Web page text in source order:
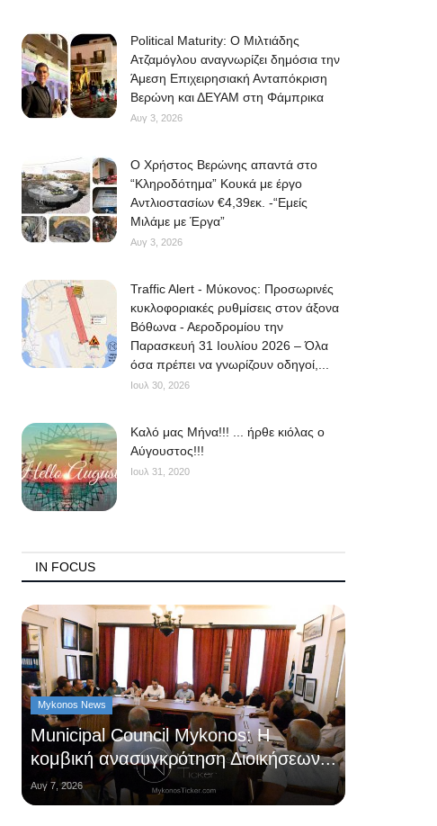
Political Maturity: Ο Μιλτιάδης
Ατζαμόγλου αναγνωρίζει δημόσια την
Άμεση Επιχειρησιακή Ανταπόκριση
Βερώνη και ΔΕΥΑΜ στη Φάμπρικα
Αυγ 3, 2026
O Χρήστος Βερώνης απαντά στο
“Κληροδότημα” Κουκά με έργο
Αντλιοστασίων €4,39εκ. -“Εμείς
Μιλάμε με Έργα”
Αυγ 3, 2026
Traffic Alert - Μύκονος: Προσωρινές
κυκλοφοριακές ρυθμίσεις στον άξονα
Βόθωνα - Αεροδρομίου την
Παρασκευή 31 Ιουλίου 2026 – Όλα
όσα πρέπει να γνωρίζουν οδηγοί,...
Ιουλ 30, 2026
Kαλό μας Μήνα!!! ... ήρθε κιόλας ο
Αύγουστος!!!
Ιουλ 31, 2020
IN FOCUS
Mykonos News
Municipal Council Mykonos: Η
κομβική ανασυγκρότηση Διοικήσεων...
Αυγ 7, 2026